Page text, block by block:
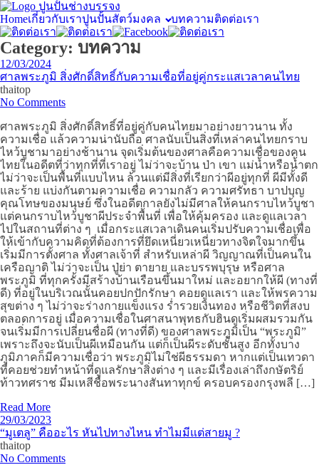
Homeเกี่ยวกับเราปูนปั้นสัตว์มงคล บทความติดต่อเรา
Category: บทความ
12/03/2024
ศาลพระภูมิ สิ่งศักดิ์สิทธิ์กับความเชื่อที่อยู่คู่กระแสเวลาคนไทย
thaitop
No Comments
ศาลพระภูมิ สิ่งศักดิ์สิทธิ์ที่อยู่คู่กับคนไทยมาอย่างยาวนาน ทั้ง
ความเชื่อ แล้วความน่านับถือ ศาลนับเป็นสิ่งที่เหล่าคนไทยกราบ
ไหว้บูชามาอย่างช้านาน จุดเริ่มต้นของศาลคือความเชื่อของคน
ไทยในอดีตที่ว่าทุกที่ที่เราอยู่ ไม่ว่าจะบ้าน ป่า เขา แม่น้ำหรือน้ำตก
ไม่ว่าจะเป็นพื้นที่แบบไหน ล้วนแต่มีสิ่งที่เรียกว่าผีอยู่ทุกที่ ผีมีทั้งดี
และร้าย แบ่งกันตามความเชื่อ ความกลัว ความศรัทธา บาปบุญ
คุณโทษของมนุษย์ ซึ่งในอดีตกาลยังไม่มีศาลให้คนกราบไหว้บูชา
แต่คนกราบไหว้บูชาผีประจำพื้นที่ เพื่อให้คุ้มครอง และดูแลเวลา
ไปในสถานที่ต่าง ๆ เมื่อกระแสเวลาเดินคนเริ่มปรับความเชื่อเพื่อ
ให้เข้ากับความคิดที่ต้องการที่ยึดเหนี่ยวเหนี่ยวทางจิตใจมากขึ้น
เริ่มมีการตั้งศาล ทั้งศาลเจ้าที่ สำหรับเหล่าผี วิญญาณที่เป็นคนใน
เครือญาติ ไม่ว่าจะเป็น ปู่ย่า ตายาย และบรรพบุรุษ หรือศาล
พระภูมิ ที่ทุกครั้งมีสร้างบ้านเรือนขึ้นมาใหม่ และอยากให้ผี (ทางที่
ดี) ที่อยู่ในบริเวณนั้นคอยปกปักรักษา คอยดูแลเรา และให้พรความ
สุขต่าง ๆ ไม่ว่าจะร่างกายแข็งแรง ร่ำรวยเงินทอง หรือชีวิตที่สงบ
ตลอดการอยู่ เมื่อความเชื่อในศาสนาพุทธกับฮินดูเริ่มผสมรวมกัน
จนเริ่มมีการเปลี่ยนชื่อผี (ทางที่ดี) ของศาลพระภูมิเป็น “พระภูมิ”
เพราะถึงจะนับเป็นผีเหมือนกัน แต่ก็เป็นผีระดับชั้นสูง อีกทั้งบาง
ภูมิภาคก็มีความเชื่อว่า พระภูมิไม่ใช่ผีธรรมดา หากแต่เป็นเทวดา
ที่คอยช่วยทำหน้าที่ดูแลรักษาสิ่งต่าง ๆ และมีเรื่องเล่าถึงกษัตริย์
ท้าวทศราช มีมเหสีชื่อพระนางสันทาทุกข์ ครอบครองกรุงพลี […]
Read More
29/03/2023
“มูเตลู” คืออะไร หันไปทางไหน ทำไมมีแต่สายมู ?
thaitop
No Comments